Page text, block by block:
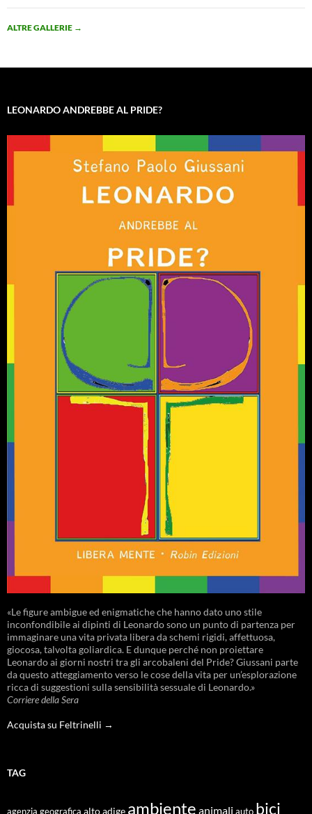
ALTRE GALLERIE →
LEONARDO ANDREBBE AL PRIDE?
«Le figure ambigue ed enigmatiche che hanno dato uno stile
inconfondibile ai dipinti di Leonardo sono un punto di partenza per
immaginare una vita privata libera da schemi rigidi, affettuosa,
giocosa, talvolta goliardica. E dunque perché non proiettare
Leonardo ai giorni nostri tra gli arcobaleni del Pride? Giussani parte
da questo atteggiamento verso le cose della vita per un’esplorazione
ricca di suggestioni sulla sensibilità sessuale di Leonardo.»
Corriere della Sera
Acquista su Feltrinelli →
TAG
agenzia geografica alto adige ambiente animali auto bici